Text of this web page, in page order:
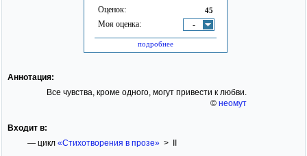
Оценок: 45
Моя оценка: -
подробнее
Аннотация:
Все чувства, кроме одного, могут привести к любви.
© неомут
Входит в:
— цикл «Стихотворения в прозе»> II